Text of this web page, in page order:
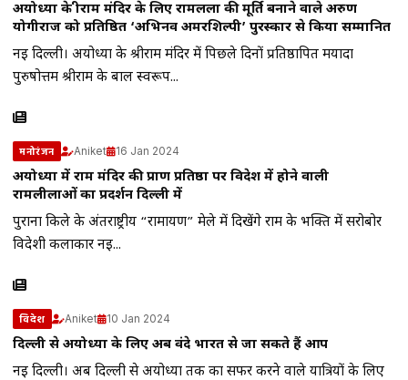
अयोध्या के श्रीराम मंदिर के लिए रामलला की मूर्ति बनाने वाले अरुण
योगीराज को प्रतिष्ठित ‘अभिनव अमरशिल्पी’ पुरस्कार से किया सम्मानित
नई दिल्ली। अयोध्या के श्रीराम मंदिर में पिछले दिनों प्रतिष्ठापित मर्यादा
पुरुषोत्तम श्रीराम के बाल स्वरूप...
मनोरंजन Aniket 16 Jan 2024
अयोध्या में राम मंदिर की प्राण प्रतिष्ठा पर विदेश में होने वाली
रामलीलाओं का प्रदर्शन दिल्ली में
पुराना किले के अंतर्राष्ट्रीय “रामायण” मेले में दिखेंगे राम के भक्ति में सरोबोर
विदेशी कलाकार नई...
विदेश Aniket 10 Jan 2024
दिल्ली से अयोध्या के लिए अब वंदे भारत से जा सकते हैं आप
नई दिल्ली। अब दिल्ली से अयोध्या तक का सफर करने वाले यात्रियों के लिए